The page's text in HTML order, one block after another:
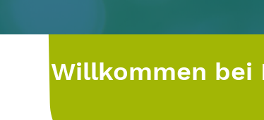
Willkommen bei